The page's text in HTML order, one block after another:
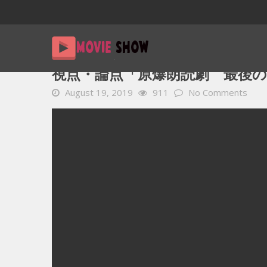
Home
視点・論点「原爆朗読劇 最後
August 19, 2019 911 No Comments